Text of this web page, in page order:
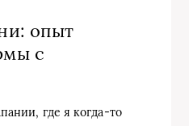
опыт
с
где я когда-то